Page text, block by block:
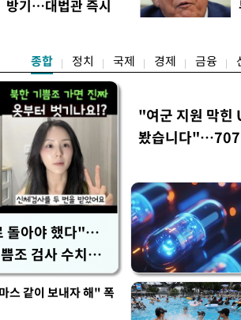
터뷰에서 "이게(30억원 이
방기…대법관 즉시
종합 정치 국제 경제 금융
돌아야 했다"…
조 검사 수치심
"여군 지원 막힌
봤습니다"…707
스 같이 보내자 해" 폭